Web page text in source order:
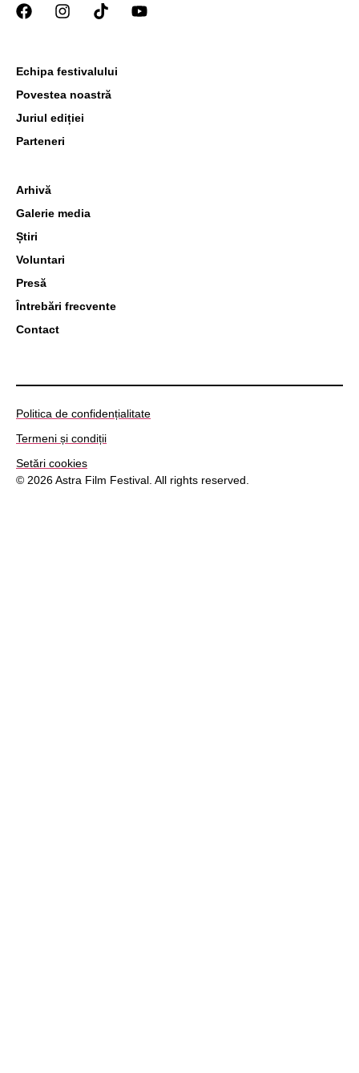
Arhivă
Galerie media
Știri
Voluntari
Presă
Întrebări frecvente
Contact
Echipa festivalului
Povestea noastră
Juriul ediției
Parteneri
Politica de confidențialitate
Termeni și condiții
Setări cookies
© 2026 Astra Film Festival. All rights reserved.